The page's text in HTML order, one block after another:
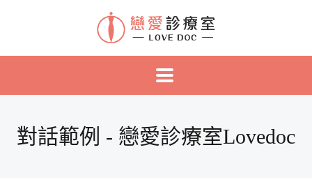
對話範例 - 戀愛診療室Lovedoc